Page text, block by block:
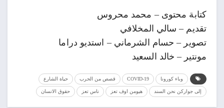
كتابة محتوى – محمد محروس
تقديم – سالي المخلافي
تصوير – حسام الشرماني – استديو دراما
مونتير – خالد السعيد
وباء كورونا COVID-19 قصص من الحرب حياة الشارع
إلى جواركن نحن السند هيومن اوف تعز ناس تعز حقوق الانسان